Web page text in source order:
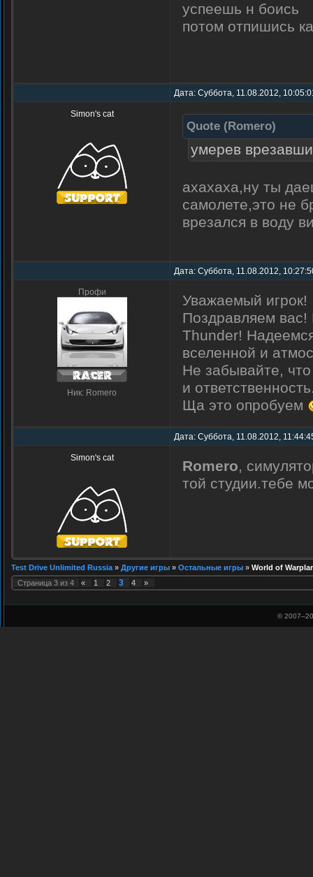
успеешь н боись
потом отпишись
Дата: Суббота, 11.08.2012,
Simon's cat
Quote (Romero)
умерев
ахахаха,ну ты
самолете,это не
врезался в воду
Дата: Суббота, 11.08.2012,
Профи
Ник: Romero
Уважаемый игрок!
Поздравляем
Thunder!
вселенной и
Не забывайте,
и
Ща это опробуем
Дата: Суббота, 11.08.2012,
Simon's cat Romero,
той студии.тебе
Test Drive Unlimited Russia » Другие игры » Остальные игры » World of
Страница 3 из 4 « 1 2 3 4 »
© 2007–